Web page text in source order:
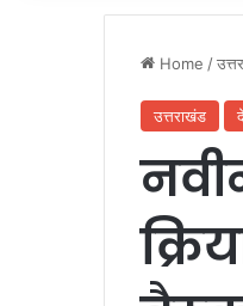
Home /
उत्तराखंड